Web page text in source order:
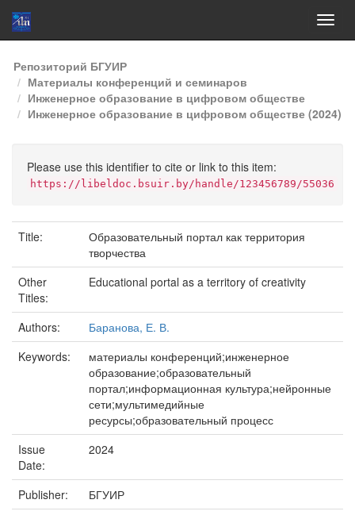
Skip
navigation
Репозиторий БГУИР
Материалы конференций и семинаров
Инженерное образование в цифровом обществе
Инженерное образование в цифровом обществе (2024)
Please use this identifier to cite or link to this item:
https://libeldoc.bsuir.by/handle/123456789/55036
Title:
Образовательный портал как территория
творчества
Other
Titles:
Educational portal as a territory of creativity
Authors:
Баранова, Е. В.
Keywords:
материалы конференций;инженерное
образование;образовательный
портал;информационная культура;нейронные
сети;мультимедийные
ресурсы;образовательный процесс
Issue
Date:
2024
Publisher:
БГУИР